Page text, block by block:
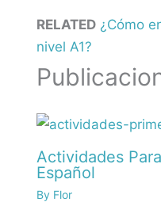
RELATED ¿Cómo
nivel A1?
Actividades
Español
By Flor